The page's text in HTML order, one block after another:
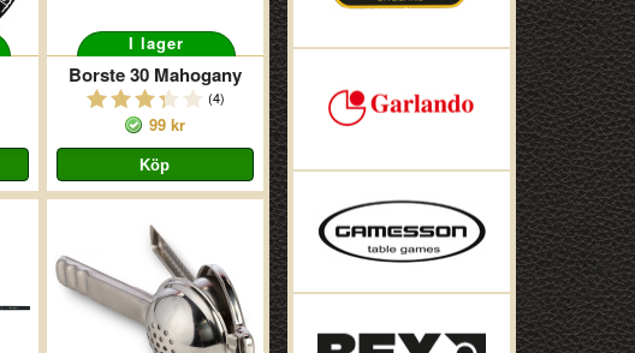
I lager
Borste 30 Mahogany
(4)
99 kr